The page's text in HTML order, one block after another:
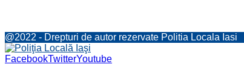
@2022 - Drepturi de autor rezervate Politia Locala Iasi
FacebookTwitterYoutube